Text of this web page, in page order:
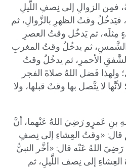
فمِن الزوالِ إلى نِصفِ اللَّيلِ
فيَدخُلُ وقتُ الظهرِ بالزَّوالِ، ثم
ثم يَدخُل وقتُ العصرِ
الشَّمسِ، ثم يدخُلُ وقتُ المغربِ
الأحمرِ، ثم يدخُلُ وقتُ
ولهذا فَضل اللهُ صلاةَ الفجر
لا يتَّصل بها وقتٌ قبلها، ولا
بنِ عَمرٍو رَضِيَ اللهُ عَنْهما، أنَّ
قال: «وقتُ العِشاءِ إلى نِصفِ
اللهُ عَنْه قال: «أخَّر النبيُّ
إلى نِصف اللَّيلِ، ثم